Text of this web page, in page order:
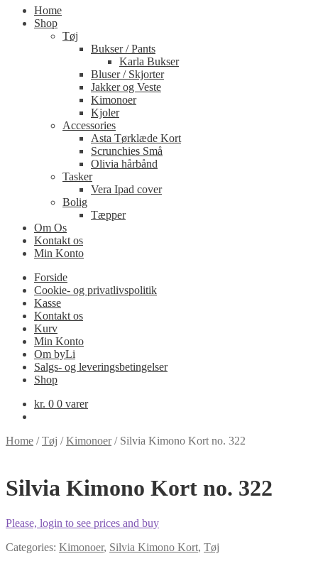
Home
Shop
Tøj
Bukser / Pants
Karla Bukser
Bluser / Skjorter
Jakker og Veste
Kimonoer
Kjoler
Accessories
Asta Tørklæde Kort
Scrunchies Små
Olivia hårbånd
Tasker
Vera Ipad cover
Bolig
Tæpper
Om Os
Kontakt os
Min Konto
Forside
Cookie- og privatlivspolitik
Kasse
Kontakt os
Kurv
Min Konto
Om byLi
Salgs- og leveringsbetingelser
Shop
kr. 0 0 varer
Home /Tøj /Kimonoer/ Silvia Kimono Kort no. 322
Silvia Kimono Kort no. 322
Please, login to see prices and buy
Categories: Kimonoer, Silvia Kimono Kort, Tøj